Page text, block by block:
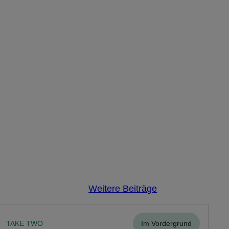
Weitere Beiträge
TAKE TWO Im Vordergrund